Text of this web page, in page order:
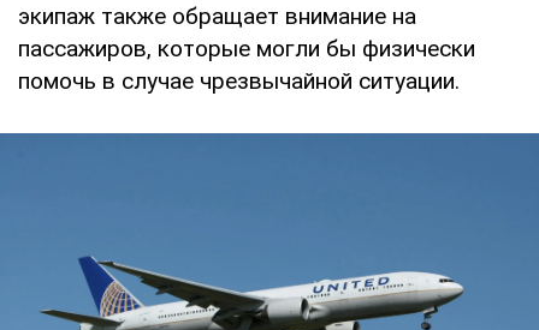
экипаж также обращает внимание на
пассажиров, которые могли бы физически
помочь в случае чрезвычайной ситуации.